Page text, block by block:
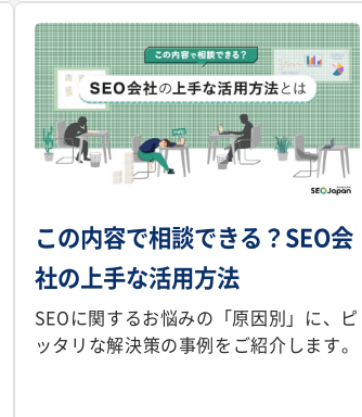
この内容で相談できる？SEO会
社の上手な活用方法
SEOに関するお悩みの「原因別」に、ピ
ッタリな解決策の事例をご紹介します。